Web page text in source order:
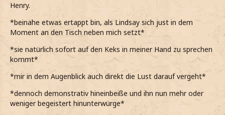
Henry.
*beinahe etwas ertappt bin, als Lindsay sich just in dem
Moment an den Tisch neben mich setzt*
*sie natürlich sofort auf den Keks in meiner Hand zu sprechen
kommt*
*mir in dem Augenblick auch direkt die Lust darauf vergeht*
*dennoch demonstrativ hineinbeiße und ihn nun mehr oder
weniger begeistert hinunterwürge*